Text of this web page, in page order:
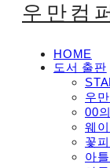
우만컴
HOME
도서 출판
우
00
웨
꽃
아